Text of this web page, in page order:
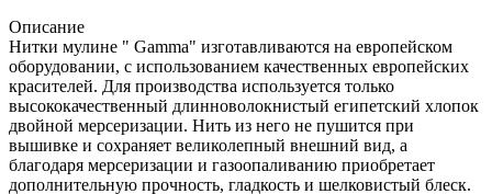
Описание
Нитки мулине " Gamma" изготавливаются на европейском
оборудовании, с использованием качественных европейских
красителей. Для производства используется только
высококачественный длинноволокнистый египетский хлопок
двойной мерсеризации. Нить из него не пушится при
вышивке и сохраняет великолепный внешний вид, а
благодаря мерсеризации и газоопаливанию приобретает
дополнительную прочность, гладкость и шелковистый блеск.